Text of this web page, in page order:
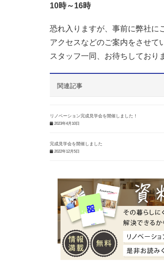
10時～16時
恐れ入りますが、事前に弊社に
アクセスなどのご案内をさせて
スタッフ一同、お待ちしており
関連記事
リノベーション完成見学会を開催しました！
2023年4月10日
完成見学会を開催しました
2022年12月5日